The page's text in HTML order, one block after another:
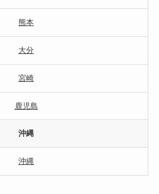
熊本
大分
宮崎
鹿児島
沖縄
沖縄